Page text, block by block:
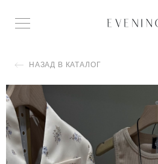
НАЗАД В КАТАЛОГ